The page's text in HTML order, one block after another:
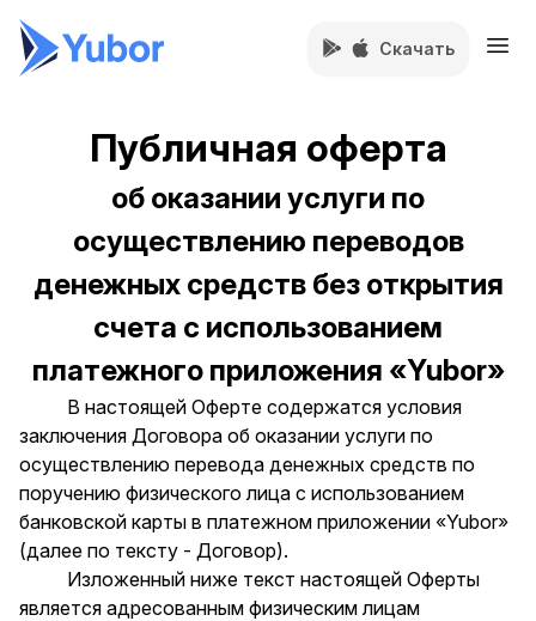
Скачать
Публичная оферта
об оказании услуги по
осуществлению переводов
денежных средств без открытия
счета с использованием
платежного приложения «Yubor»
В настоящей Оферте содержатся условия
заключения Договора об оказании услуги по
осуществлению перевода денежных средств по
поручению физического лица с использованием
банковской карты в платежном приложении «Yubor»
(далее по тексту - Договор).
Изложенный ниже текст настоящей Оферты
является адресованным физическим лицам